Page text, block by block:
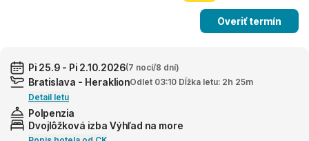
Overiť termín
Pi 25.9 - Pi 2.10.2026(7 nocí/8 dní)
Bratislava - HeraklionOdlet 03:10 Dĺžka letu: 2h 25m
Detail letu
Polpenzia
Dvojlôžková izba Výhľad na more